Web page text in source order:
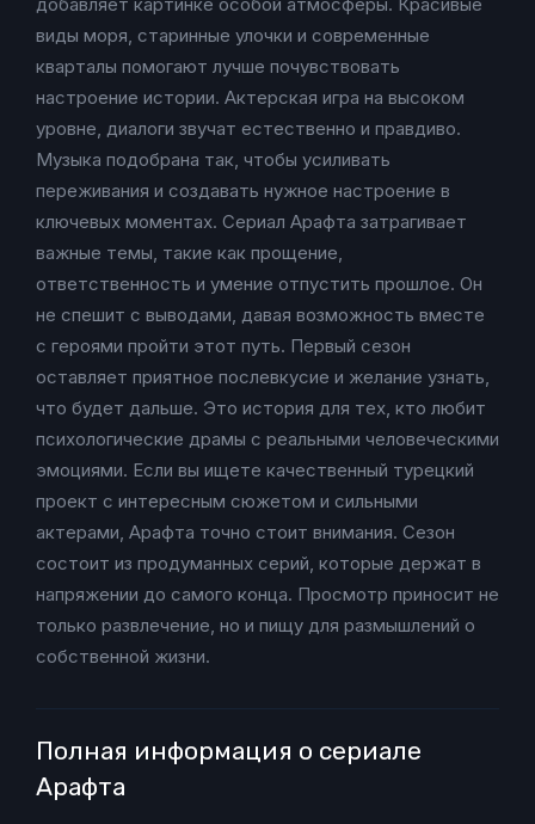
виды моря, старинные улочки и современные
кварталы помогают лучше почувствовать
настроение истории. Актерская игра на высоком
уровне, диалоги звучат естественно и правдиво.
Музыка подобрана так, чтобы усиливать
переживания и создавать нужное настроение в
ключевых моментах. Сериал Арафта затрагивает
важные темы, такие как прощение,
ответственность и умение отпустить прошлое. Он
не спешит с выводами, давая возможность вместе
с героями пройти этот путь. Первый сезон
оставляет приятное послевкусие и желание узнать,
что будет дальше. Это история для тех, кто любит
психологические драмы с реальными человеческими
эмоциями. Если вы ищете качественный турецкий
проект с интересным сюжетом и сильными
актерами, Арафта точно стоит внимания. Сезон
состоит из продуманных серий, которые держат в
напряжении до самого конца. Просмотр приносит не
только развлечение, но и пищу для размышлений о
собственной жизни.
Полная информация о сериале
Арафта